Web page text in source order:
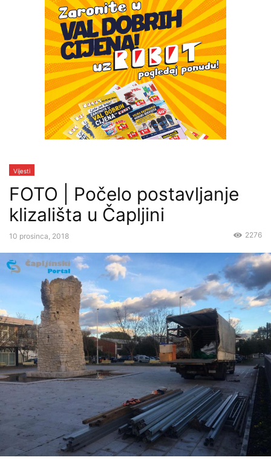
Vijesti
FOTO | Počelo postavljanje
klizališta u Čapljini
10 prosinca, 2018 2276